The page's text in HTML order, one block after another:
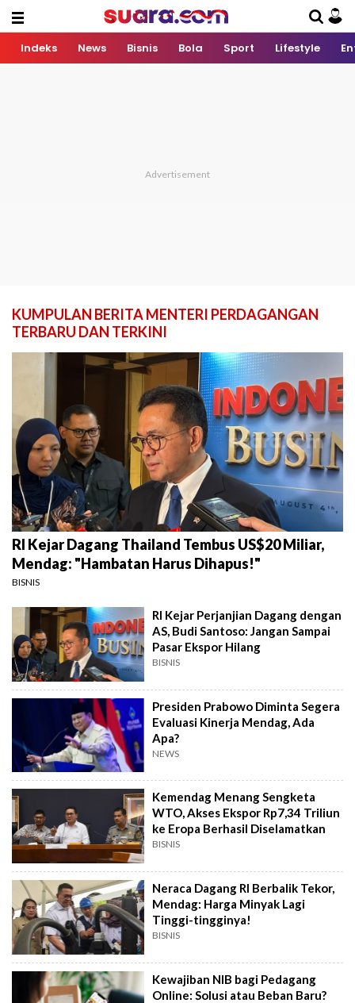
Indeks News Bisnis Bola Sport Lifestyle
KUMPULAN BERITA MENTERI PERDAGANGAN
TERBARU DAN TERKINI
RI Kejar Dagang Thailand Tembus US$20 Miliar,
Mendag: "Hambatan Harus Dihapus!"
BISNIS
RI Kejar Perjanjian Dagang dengan
AS, Budi Santoso: Jangan Sampai
Pasar Ekspor Hilang
BISNIS
Presiden Prabowo Diminta Segera
Evaluasi Kinerja Mendag, Ada
Apa?
NEWS
Kemendag Menang Sengketa
WTO, Akses Ekspor Rp7,34 Triliun
ke Eropa Berhasil Diselamatkan
BISNIS
Neraca Dagang RI Berbalik Tekor,
Mendag: Harga Minyak Lagi
Tinggi-tingginya!
BISNIS
Kewajiban NIB bagi Pedagang
Online: Solusi atau Beban Baru?